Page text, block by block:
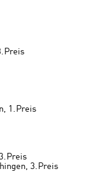
Preis
1. Preis
Preis
3. Preis